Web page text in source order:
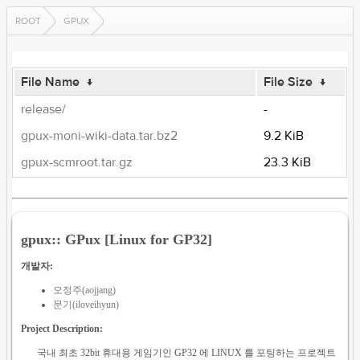
ROOT GPUX
File Name ↓ File Size ↓
release/
-
gpux-moni-wiki-data.tar.bz2
9.2 KiB
gpux-scmroot.tar.gz
23.3 KiB
gpux:: GPux [Linux for GP32]
개발자:
오정주(aojjang)
문기(iloveihyun)
Project Description:
국내 최초 32bit 휴대용 게임기인 GP32 에 LINUX 를 포팅하는 프로젝트